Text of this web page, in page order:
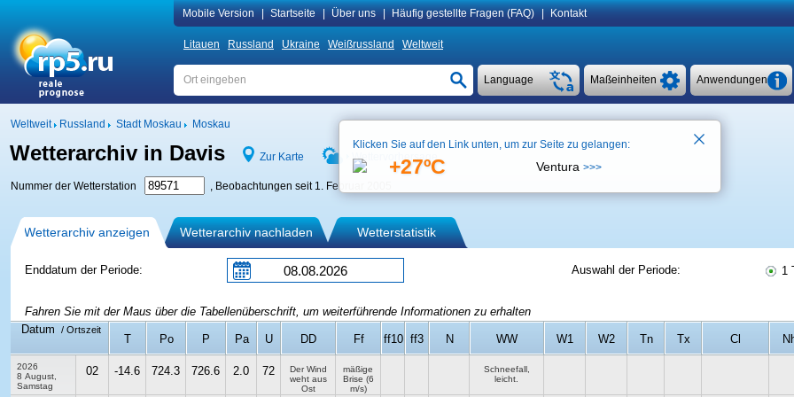
Mobile Version Startseite Über uns Häufig gestellte Fragen (FAQ) Kontakt
Litauen Russland Ukraine Weißrussland Weltweit
Anwendungen
Maßeinheiten
Language
Weltweit Russland Stadt Moskau Moskau
Wetterarchiv in Davis Zur Karte Wettervorhersage
Nummer der Wetterstation , Beobachtungen seit 1. Februar 2005
Wetterarchiv anzeigen Wetterarchiv nachladen Wetterstatistik
Enddatum der Periode: Auswahl der Periode: 1
Fahren Sie mit der Maus über die Tabellenüberschrift, um weiterführende Informationen zu erhalten
Datum
/ Ortszeit
T Po P Pa U DD Ff ff10 ff3 N WW W1 W2 Tn Tx Cl
2026
8 August,
Samstag
02 -14.6 724.3 726.6 2.0 72
Der Wind
weht aus
Ost
mäßige
Brise (6
m/s)
Schneefall,
leicht.
Klicken Sie auf den Link unten, um zur Seite zu gelangen:
+27ºC Ventura >>>